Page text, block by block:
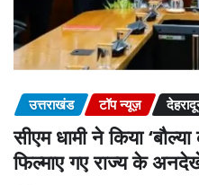
उत्तराखंड टॉप न्यूज़
सीएम धामी ने किया
फिल्माए गए राज्य के